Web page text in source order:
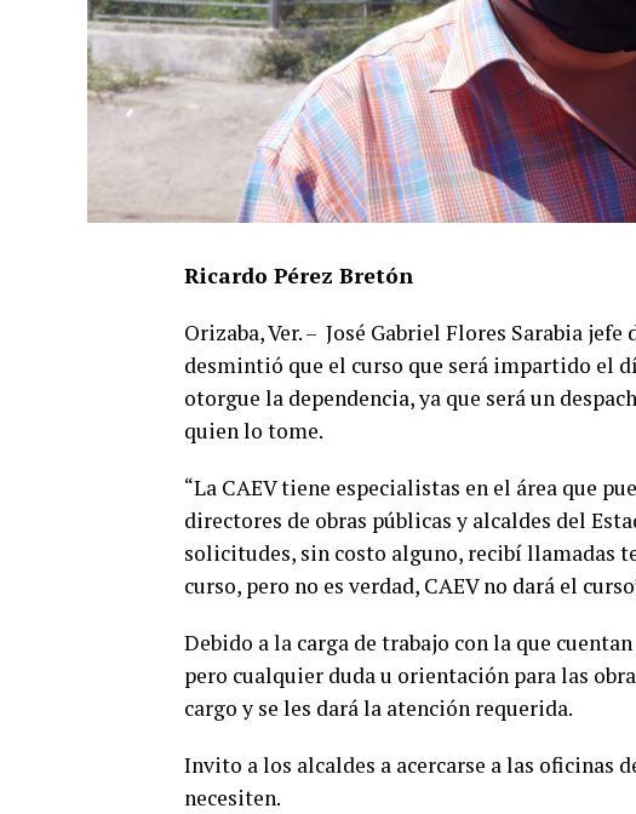
Ricardo Pérez Bretón
Orizaba, Ver. – José Gabriel Flores Sarabia
desmintió que el curso que será impartido el
otorgue la dependencia, ya que será un
quien lo tome.
“La CAEV tiene especialistas en el área que
directores de obras públicas y alcaldes del
solicitudes, sin costo alguno, recibí llamadas
curso, pero no es verdad, CAEV no dará el
Debido a la carga de trabajo con la que
pero cualquier duda u orientación para las
cargo y se les dará la atención requerida.
Invito a los alcaldes a acercarse a las oficinas
necesiten.